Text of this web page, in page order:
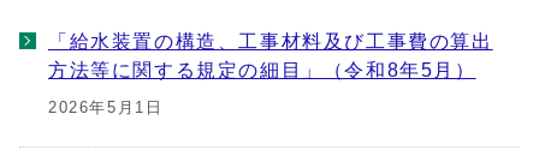
「給水装置の構造、工事材料及び工事費の算出
方法等に関する規定の細目」（令和8年5月）
2026年5月1日